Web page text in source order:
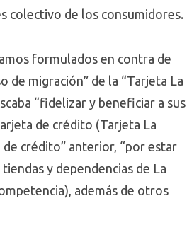
colectivo de los consumidores.
formulados en contra de
de migración” de la “Tarjeta La
“fidelizar y beneficiar a sus
de crédito (Tarjeta La
de crédito” anterior, “por estar
y dependencias de La
además de otros